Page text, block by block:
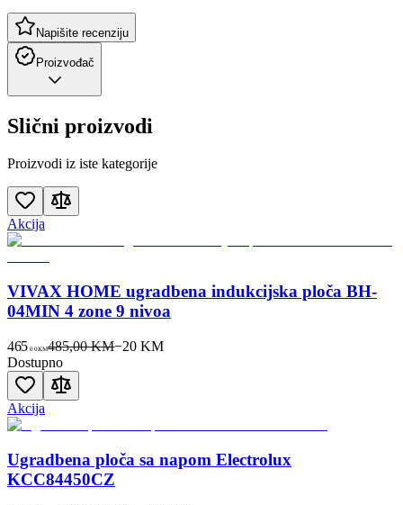
Napišite recenziju
Proizvođač
Slični proizvodi
Proizvodi iz iste kategorije
Akcija
VIVAX HOME ugradbena indukcijska ploča BH-
04MIN 4 zone 9 nivoa
465 00KM485,00 KM−20 KM
Dostupno
Akcija
Ugradbena ploča sa napom Electrolux
KCC84450CZ